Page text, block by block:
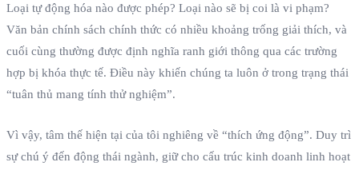
Loại tự động hóa nào được phép? Loại nào sẽ bị coi là vi phạm?
Văn bản chính sách chính thức có nhiều khoảng trống giải thích, và
cuối cùng thường được định nghĩa ranh giới thông qua các trường
hợp bị khóa thực tế. Điều này khiến chúng ta luôn ở trong trạng thái
“tuân thủ mang tính thử nghiệm”.
Vì vậy, tâm thế hiện tại của tôi nghiêng về “thích ứng động”. Duy trì
sự chú ý đến động thái ngành, giữ cho cấu trúc kinh doanh linh hoạt